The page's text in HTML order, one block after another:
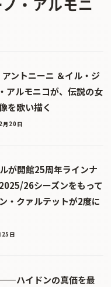
ントニーニ ＆イル・ジ
アルモニコが、伝説の女
を歌い描く
月20日
が開館25周年ラインナ
26シーズンをもって
・クァルテットが2度に
日
ハイドンの真価を最